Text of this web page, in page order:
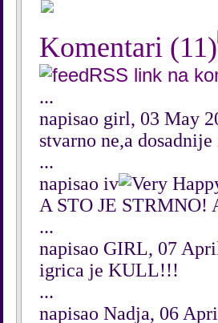
Komentari (11)
RSS link na
...
napisao girl, 03 May
stvarno ne,a
...
napisao iv
A STO JE
...
napisao GIRL, 07
igrica je KULL!!!
...
napisao Nadja, 06